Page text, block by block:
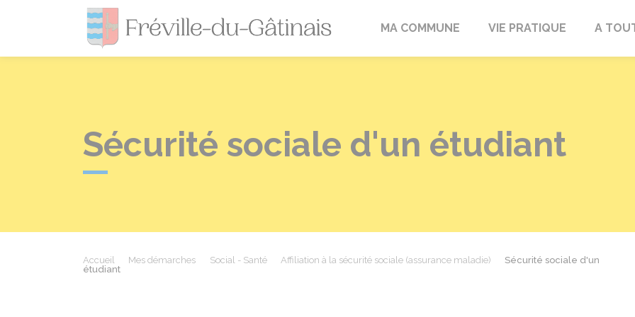
Fréville-du-Gâtinais
MA COMMUNE VIE PRATIQUE A
Sécurité sociale d'un étudiant
Accueil Mes démarches Social - Santé Affiliation à la sécurité sociale (assurance maladie)
Sécurité sociale d'un
étudiant